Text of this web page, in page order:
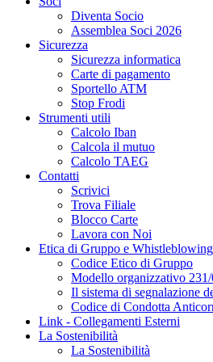
Diventa Socio
Assemblea Soci 2026
Sicurezza
Sicurezza informatica
Carte di pagamento
Sportello ATM
Stop Frodi
Strumenti utili
Calcolo Iban
Calcola il mutuo
Calcolo TAEG
Contatti
Scrivici
Trova Filiale
Blocco Carte
Lavora con Noi
Etica di Gruppo e Whistleblowing
Codice Etico di Gruppo
Modello organizzativo 231/
Il sistema di segnalazione
Codice di Condotta
Link - Collegamenti Esterni
La Sostenibilità
La Sostenibilità